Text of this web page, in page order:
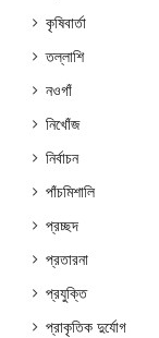
কৃষিবার্তা
তল্লাশি
নওগাঁ
নিখোঁজ
নির্বাচন
পাঁচমিশালি
প্রচ্ছদ
প্রতারনা
প্রযুক্তি
প্রাকৃতিক দুর্যোগ